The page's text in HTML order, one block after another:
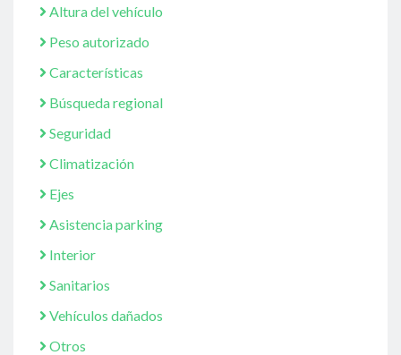
Altura del vehículo
Peso autorizado
Características
Búsqueda regional
Seguridad
Climatización
Ejes
Asistencia parking
Interior
Sanitarios
Vehículos dañados
Otros